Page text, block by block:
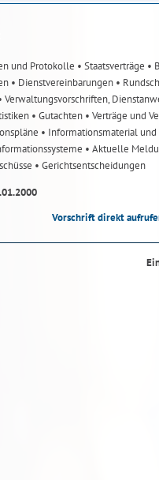
und Protokolle • Staatsverträge •
• Dienstvereinbarungen •
Verwaltungsvorschriften,
• Gutachten • Verträge und
• Informationsmaterial
• Aktuelle
• Gerichtsentscheidungen
Vorschrift direkt